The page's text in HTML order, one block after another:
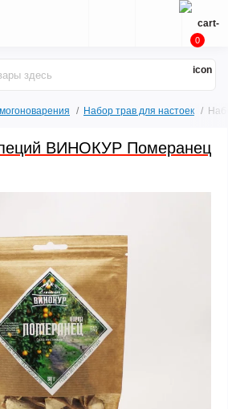
0
Набор трав для настоек
ВИНОКУР Померанец